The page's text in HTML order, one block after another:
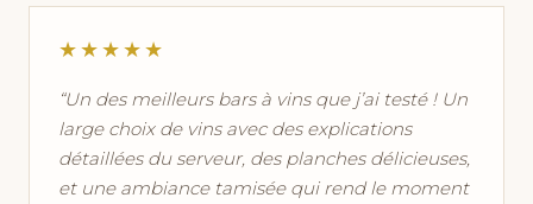
★★★★★
“Un des meilleurs bars à vins que j’ai testé ! Un
large choix de vins avec des explications
détaillées du serveur, des planches délicieuses,
et une ambiance tamisée qui rend le moment